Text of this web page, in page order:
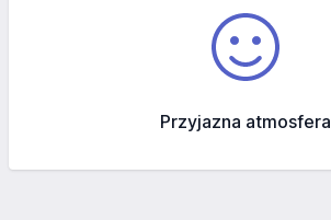
Przyjazna atmosfera